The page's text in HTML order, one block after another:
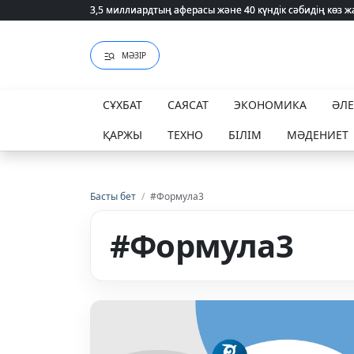
3,5 миллиардтың аферасы және 40 күндік сәбидің
3,5 миллиардтың аферасы және 40 күндік сәбидің
МӘЗІР
СҰХБАТ САЯСАТ ЭКОНОМИКА
ҚАРЖЫ
ТЕХНО БІЛІМ МӘДЕНИЕТ
Басты бет / #Формула3
#Формула3